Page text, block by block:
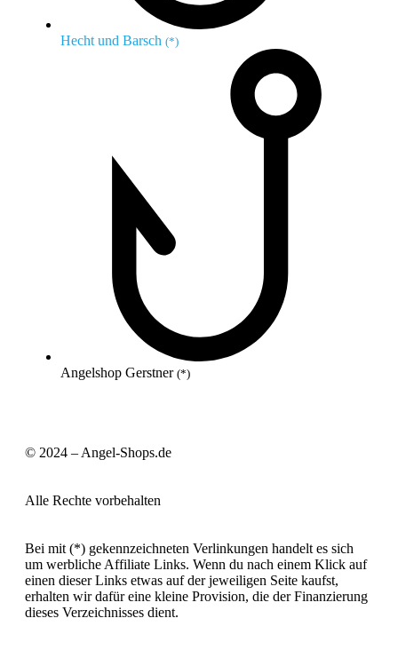
Hecht und Barsch (*)
Angelshop Gerstner (*)
© 2024 – Angel-Shops.de
Alle Rechte vorbehalten
Bei mit (*) gekennzeichneten Verlinkungen handelt es sich
um werbliche Affiliate Links. Wenn du nach einem Klick auf
einen dieser Links etwas auf der jeweiligen Seite kaufst,
erhalten wir dafür eine kleine Provision, die der Finanzierung
dieses Verzeichnisses dient.